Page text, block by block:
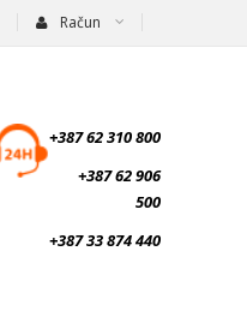
Račun
+387 62 310 800
+387 62 906
500
+387 33 874 440